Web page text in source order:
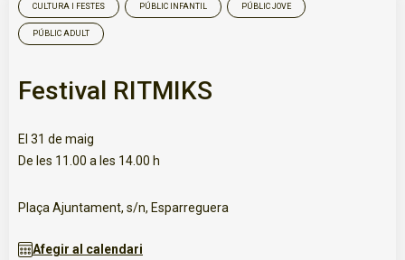
CULTURA I FESTES PÚBLIC INFANTIL PÚBLIC JOVE
PÚBLIC ADULT
Festival RITMIKS
El 31 de maig
De les 11.00 a les 14.00 h
Plaça Ajuntament, s/n, Esparreguera
Afegir al calendari